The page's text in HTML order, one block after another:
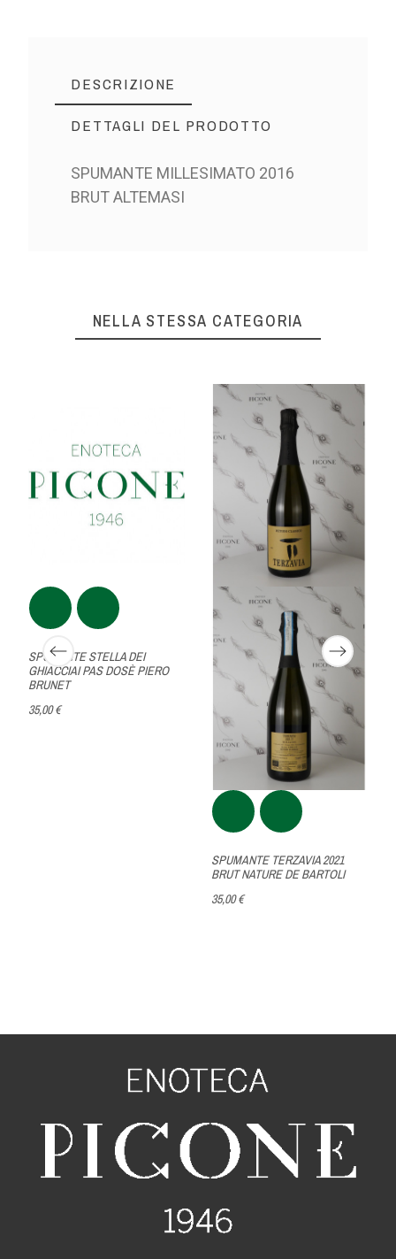
DESCRIZIONE
DETTAGLI DEL PRODOTTO
SPUMANTE MILLESIMATO 2016
BRUT ALTEMASI
NELLA STESSA CATEGORIA
SPUMANTE STELLA DEI
GHIACCIAI PAS DOSÈ PIERO
BRUNET
35,00 €
SPUMANTE TERZAVIA 2021
BRUT NATURE DE BARTOLI
35,00 €